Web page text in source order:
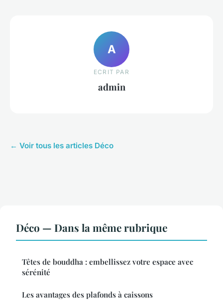
A
ECRIT PAR
admin
← Voir tous les articles Déco
Déco — Dans la même rubrique
Têtes de bouddha : embellissez votre espace avec
sérénité
Les avantages des plafonds à caissons